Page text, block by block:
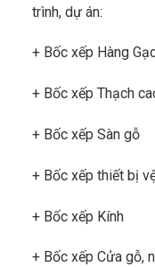
trình, dự án:
+ Bốc xếp Hàng
+ Bốc xếp Thạch
+ Bốc xếp Sàn gỗ
+ Bốc xếp thiết bị
+ Bốc xếp Kính
+ Bốc xếp Cửa gỗ,